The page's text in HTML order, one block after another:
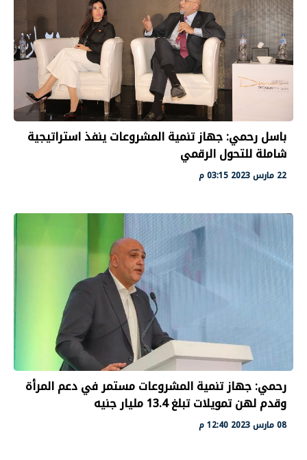
باسل رحمي: جهاز تنمية المشروعات ينفذ استراتيجية
شاملة للتحول الرقمي
22 مارس 2023 03:15 م
رحمي: جهاز تنمية المشروعات مستمر في دعم المرأة
وقدم لهن تمويلات تبلغ 13.4 مليار جنيه
08 مارس 2023 12:40 م